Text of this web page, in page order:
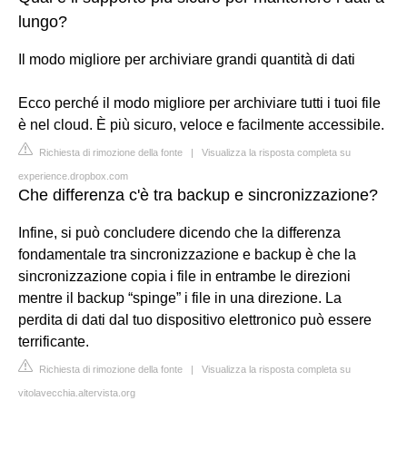
lungo?
Il modo migliore per archiviare grandi quantità di dati
Ecco perché il modo migliore per archiviare tutti i tuoi file
è nel cloud. È più sicuro, veloce e facilmente accessibile.
Richiesta di rimozione della fonte | Visualizza la risposta completa su
experience.dropbox.com
Che differenza c'è tra backup e sincronizzazione?
Infine, si può concludere dicendo che la differenza
fondamentale tra sincronizzazione e backup è che la
sincronizzazione copia i file in entrambe le direzioni
mentre il backup “spinge” i file in una direzione. La
perdita di dati dal tuo dispositivo elettronico può essere
terrificante.
Richiesta di rimozione della fonte | Visualizza la risposta completa su
vitolavecchia.altervista.org